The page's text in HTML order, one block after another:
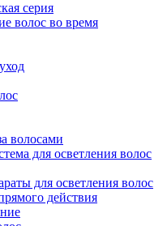
серия
волос во время
волосами
для осветления волос
для осветления волос
действия